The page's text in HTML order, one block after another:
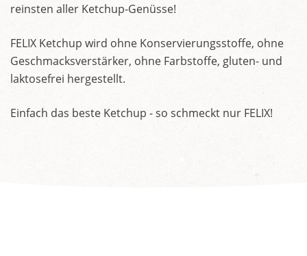
reinsten aller Ketchup-Genüsse!
FELIX Ketchup wird ohne Konservierungsstoffe, ohne
Geschmacksverstärker, ohne Farbstoffe, gluten- und
laktosefrei hergestellt.
Einfach das beste Ketchup - so schmeckt nur FELIX!